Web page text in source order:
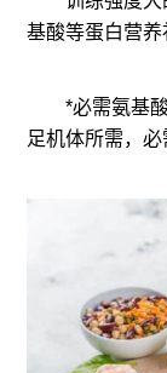
基酸等蛋白营养
*必需氨基
足机体所需，必